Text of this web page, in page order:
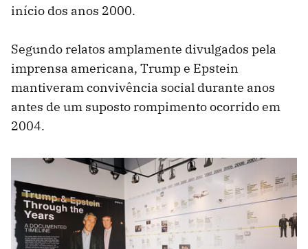
início dos anos 2000.
Segundo relatos amplamente divulgados pela
imprensa americana, Trump e Epstein
mantiveram convivência social durante anos
antes de um suposto rompimento ocorrido em
2004.